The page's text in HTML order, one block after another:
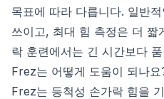
목표에 따라 다릅니다. 일반
쓰이고, 최대 힘 측정은 더 짧
락 훈련에서는 긴 시간보다
Frez는 어떻게 도움이 되나요
Frez는 등척성 손가락 힘을